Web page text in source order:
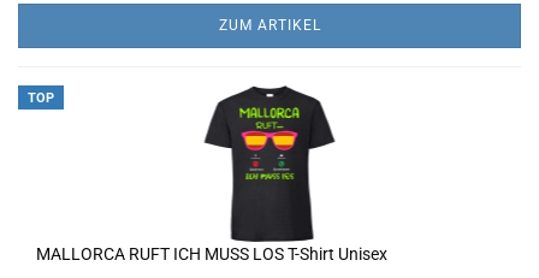
ZUM ARTIKEL
TOP
MALLORCA RUFT ICH MUSS LOS T-Shirt Unisex